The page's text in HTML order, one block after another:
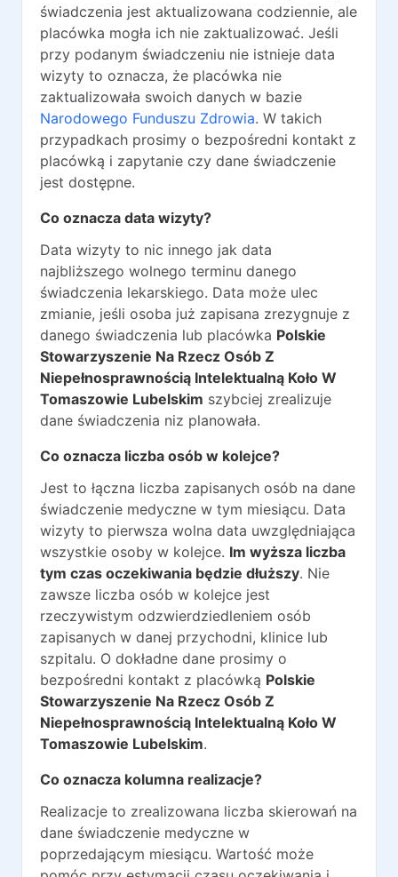
świadczenia jest aktualizowana codziennie, ale
placówka mogła ich nie zaktualizować. Jeśli
przy podanym świadczeniu nie istnieje data
wizyty to oznacza, że placówka nie
zaktualizowała swoich danych w bazie
Narodowego Funduszu Zdrowia. W takich
przypadkach prosimy o bezpośredni kontakt z
placówką i zapytanie czy dane świadczenie
jest dostępne.
Co oznacza data wizyty?
Data wizyty to nic innego jak data
najbliższego wolnego terminu danego
świadczenia lekarskiego. Data może ulec
zmianie, jeśli osoba już zapisana zrezygnuje z
danego świadczenia lub placówka Polskie
Stowarzyszenie Na Rzecz Osób Z
Niepełnosprawnością Intelektualną Koło W
Tomaszowie Lubelskim szybciej zrealizuje
dane świadczenia niz planowała.
Co oznacza liczba osób w kolejce?
Jest to łączna liczba zapisanych osób na dane
świadczenie medyczne w tym miesiącu. Data
wizyty to pierwsza wolna data uwzględniająca
wszystkie osoby w kolejce. Im wyższa liczba
tym czas oczekiwania będzie dłuższy. Nie
zawsze liczba osób w kolejce jest
rzeczywistym odzwierdziedleniem osób
zapisanych w danej przychodni, klinice lub
szpitalu. O dokładne dane prosimy o
bezpośredni kontakt z placówką Polskie
Stowarzyszenie Na Rzecz Osób Z
Niepełnosprawnością Intelektualną Koło W
Tomaszowie Lubelskim.
Co oznacza kolumna realizacje?
Realizacje to zrealizowana liczba skierowań na
dane świadczenie medyczne w
poprzedającym miesiącu. Wartość może